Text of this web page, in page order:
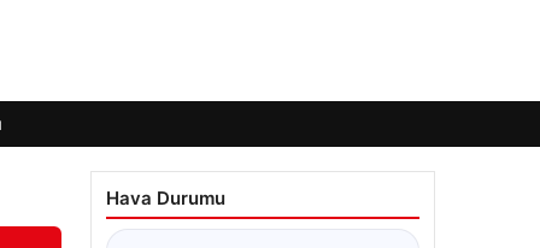
Hava Durumu